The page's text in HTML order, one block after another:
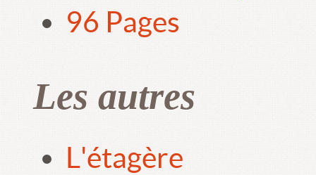
96 Pages
Les autres
L'étagère